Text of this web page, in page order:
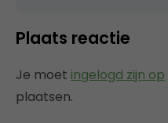
Plaats reactie
Je moet ingelogd zijn op
plaatsen.